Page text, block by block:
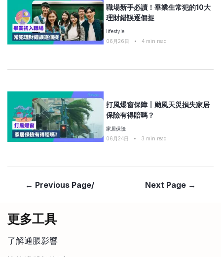
職場新手必讀！畢業生常犯的10大
理財錯誤逐個捉
lifestyle
06月26日
• 4 min read
打風爆窗保障〡颱風天災損失家居
保險有得賠嗎？
家居保險
06月24日
• 3 min read
← Previous Page/ Next Page →
更多工具
了解通脹影響